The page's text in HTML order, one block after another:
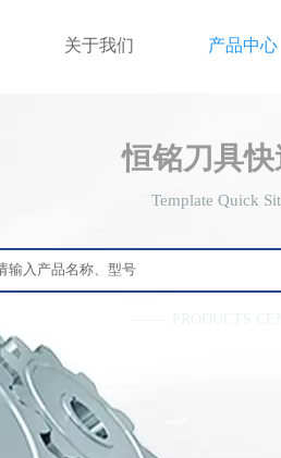
关于我们 产品中心
恒铭刀具
Template Quick